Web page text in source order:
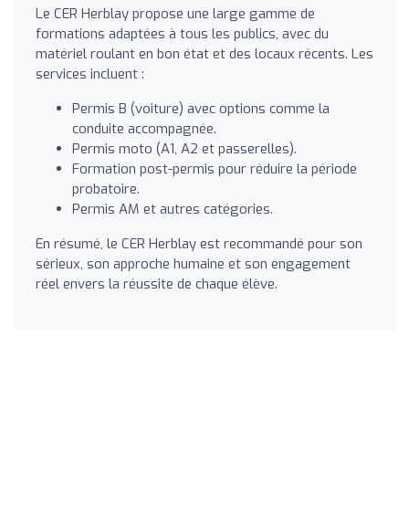
Le CER Herblay propose une large gamme de
formations adaptées à tous les publics, avec du
matériel roulant en bon état et des locaux récents. Les
services incluent :
Permis B (voiture) avec options comme la
conduite accompagnée.
Permis moto (A1, A2 et passerelles).
Formation post-permis pour réduire la période
probatoire.
Permis AM et autres catégories.
En résumé, le CER Herblay est recommandé pour son
sérieux, son approche humaine et son engagement
réel envers la réussite de chaque élève.